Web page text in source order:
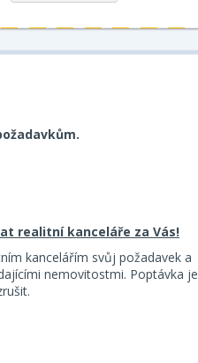
realitní kanceláře za Vás!
kancelářím svůj požadavek a
nemovitostmi. Poptávka je